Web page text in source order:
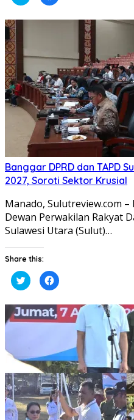
berbagi
Twitter(Membuka
Facebook(Membuka
Banggar DPRD dan TAPD
2027, Soroti Sektor Krusial
Manado, Sulutreview.com
Dewan Perwakilan Rakyat
Sulawesi Utara (Sulut)…
Share this:
Klik
untuk
berbagi
Twitter(Membuka
di
jendela
Klik
untuk
Facebook(Membuka
di
jendela